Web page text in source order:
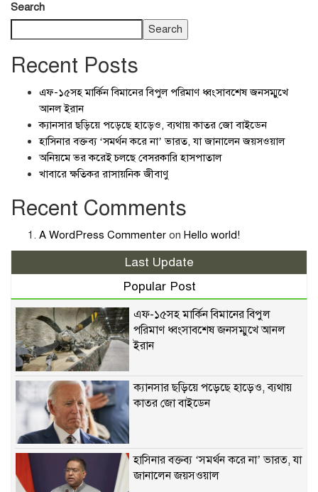
Search
Search
Recent Posts
এফ-১৫সহ মার্কিন বিমানের বিপুল পরিমাণ ধ্বংসাবশেষ জনসম্মুখে
আনল ইরান
ক্যানসার ছড়িয়ে পড়েছে হাড়েও, ব্যথায় কাতর জো বাইডেন
হাসিনার বক্তব্য ‘সমর্থন করে না’ ভারত, যা জানালেন জয়সওয়াল
অনিয়মে ভর করেই চলছে বেসরকারি হাসপাতাল
খাবারে ক্ষতিকর রাসায়নিক জীবাণু
Recent Comments
A WordPress Commenter on Hello world!
Last Update
Popular Post
এফ-১৫সহ মার্কিন বিমানের বিপুল
পরিমাণ ধ্বংসাবশেষ জনসম্মুখে আনল
ইরান
ক্যানসার ছড়িয়ে পড়েছে হাড়েও, ব্যথায়
কাতর জো বাইডেন
হাসিনার বক্তব্য ‘সমর্থন করে না’ ভারত, যা
জানালেন জয়সওয়াল